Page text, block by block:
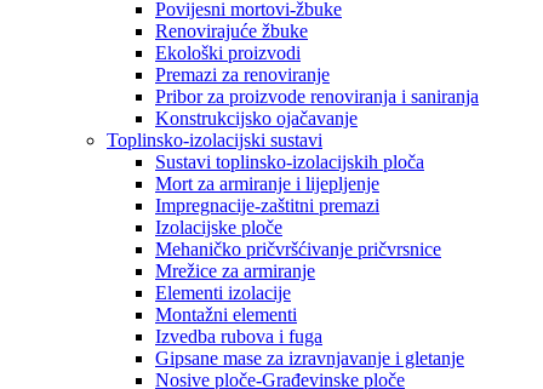
Povijesni mortovi-žbuke
Renovirajuće žbuke
Ekološki proizvodi
Premazi za renoviranje
Pribor za proizvode renoviranja i saniranja
Konstrukcijsko ojačavanje
Toplinsko-izolacijski sustavi
Sustavi toplinsko-izolacijskih ploča
Mort za armiranje i lijepljenje
Impregnacije-zaštitni premazi
Izolacijske ploče
Mehaničko pričvršćivanje pričvrsnice
Mrežice za armiranje
Elementi izolacije
Montažni elementi
Izvedba rubova i fuga
Gipsane mase za izravnjavanje i gletanje
Nosive ploče-Građevinske ploče